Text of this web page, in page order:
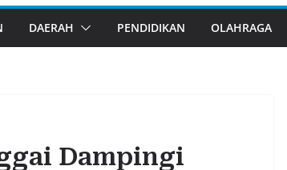
DAERAH PENDIDIKAN OLAHRAGA
Dampingi